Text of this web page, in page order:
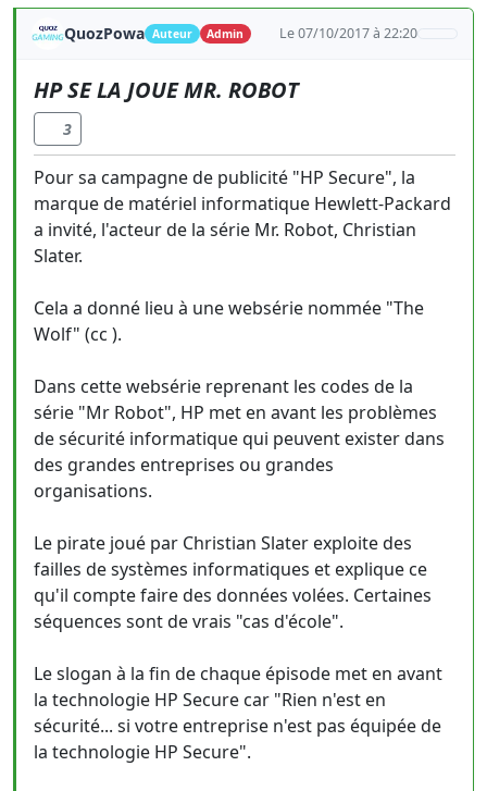
QuozPowa Auteur Admin Le 07/10/2017 à 22:20
HP SE LA JOUE MR. ROBOT
3
Pour sa campagne de publicité "HP Secure", la
marque de matériel informatique Hewlett-Packard
a invité, l'acteur de la série Mr. Robot, Christian
Slater.
Cela a donné lieu à une websérie nommée "The
Wolf" (cc ).
Dans cette websérie reprenant les codes de la
série "Mr Robot", HP met en avant les problèmes
de sécurité informatique qui peuvent exister dans
des grandes entreprises ou grandes
organisations.
Le pirate joué par Christian Slater exploite des
failles de systèmes informatiques et explique ce
qu'il compte faire des données volées. Certaines
séquences sont de vrais "cas d'école".
Le slogan à la fin de chaque épisode met en avant
la technologie HP Secure car "Rien n'est en
sécurité... si votre entreprise n'est pas équipée de
la technologie HP Secure".